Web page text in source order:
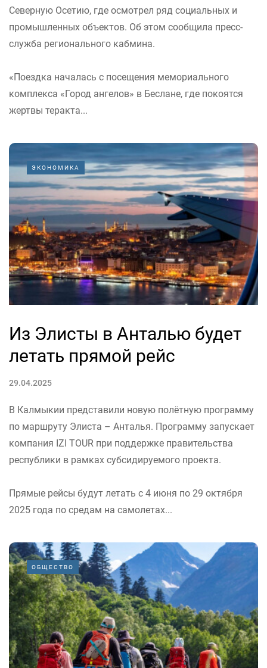
Северную Осетию, где осмотрел ряд социальных и
промышленных объектов. Об этом сообщила пресс-
служба регионального кабмина.
«Поездка началась с посещения мемориального
комплекса «Город ангелов» в Беслане, где покоятся
жертвы теракта...
ЭКОНОМИКА
Из Элисты в Анталью будет
летать прямой рейс
29.04.2025
В Калмыкии представили новую полётную программу
по маршруту Элиста – Анталья. Программу запускает
компания IZI TOUR при поддержке правительства
республики в рамках субсидируемого проекта.
Прямые рейсы будут летать с 4 июня по 29 октября
2025 года по средам на самолетах...
ОБЩЕСТВО